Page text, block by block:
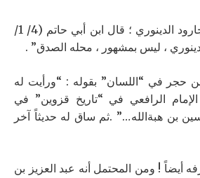
2- المضاء : هو ابن الجارود الدينوري ؛ قال ابن أبي حاتم (4/ 1/
حجر في “اللسان” بقوله : “ورأيت له
الرافعي في “تاريخ قزوين” في
بن هبةالله …” .ثم ساق له حديثاً آخر
أيضاً ! ومن المحتمل أنه عبد العزيز بن